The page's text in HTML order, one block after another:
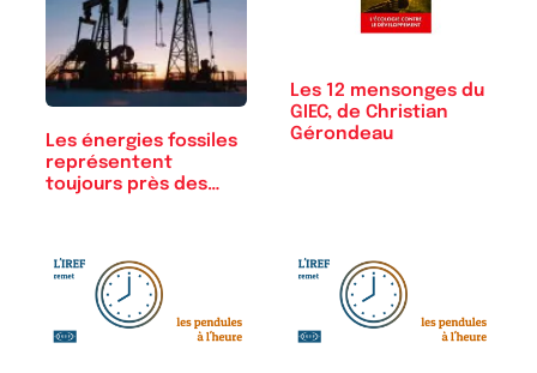
Les énergies fossiles
représentent
toujours près des…
Les 12 mensonges du
GIEC, de Christian
Gérondeau